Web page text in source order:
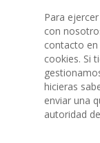
Para
con
contacto
cookies. Si
hicieras
enviar una
autoridad